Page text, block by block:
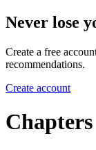
Never lose
Create a free
recommendations.
Create account
Chapters